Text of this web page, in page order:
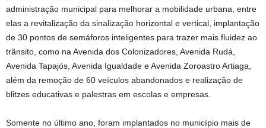
administração municipal para melhorar a mobilidade urbana, entre
elas a revitalização da sinalização horizontal e vertical, implantação
de 30 pontos de semáforos inteligentes para trazer mais fluidez ao
trânsito, como na Avenida dos Colonizadores, Avenida Rudá,
Avenida Tapajós, Avenida Igualdade e Avenida Zoroastro Artiaga,
além da remoção de 60 veículos abandonados e realização de
blitzes educativas e palestras em escolas e empresas.
Somente no último ano, foram implantados no município mais de